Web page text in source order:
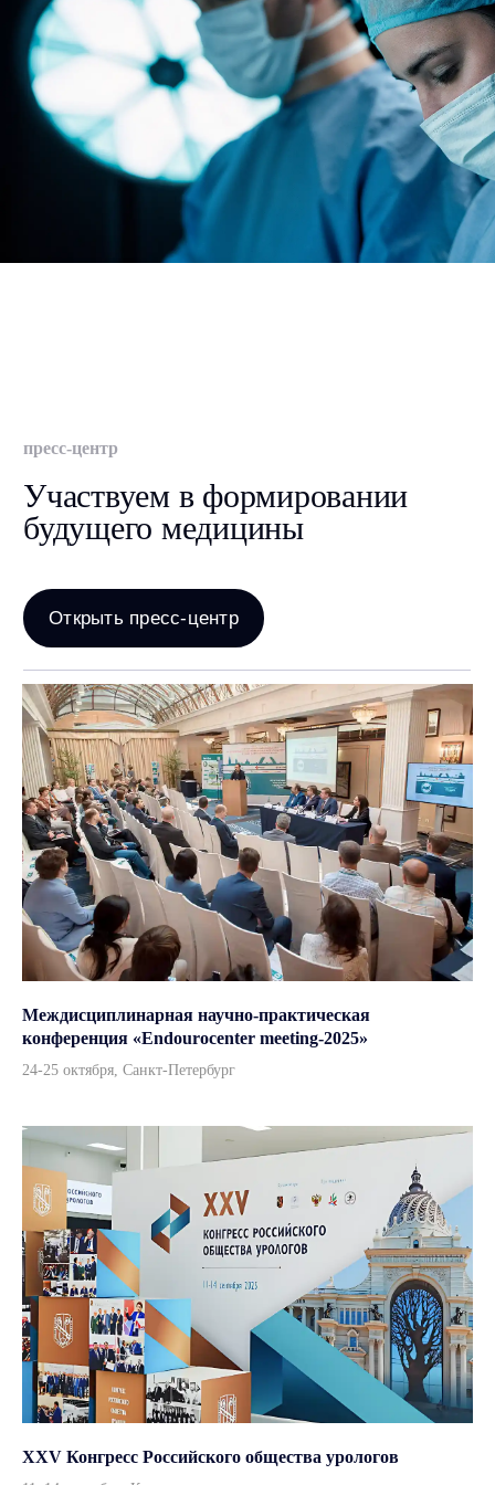
Междисциплинарная научно-практическая
конференция «Endourocenter meeting-2025»
24-25 октября, Санкт-Петербург
XXV Конгресс Российского общества урологов
Контакты
О компании
Партнерам
Оплата и доставка
Пресс-центр
Навигация
Стерилизация и дезинфекция
Травматология и реабилитация
ЛОР
ИИ ассистенты
Каталог
Урология
Хирургия
Гинекология
Анестезиология
Эндоскопия
Терапия
Адрес
дом 8, офис 4/1